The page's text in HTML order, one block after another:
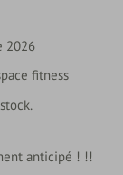
2026
fitness
anticipé ! !!